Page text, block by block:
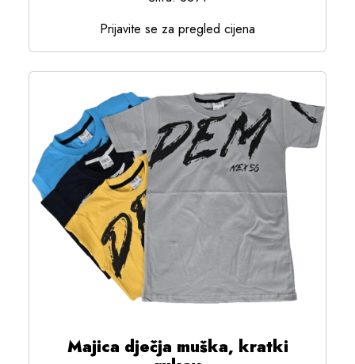
Prijavite se za pregled cijena
Majica dječja muška, kratki